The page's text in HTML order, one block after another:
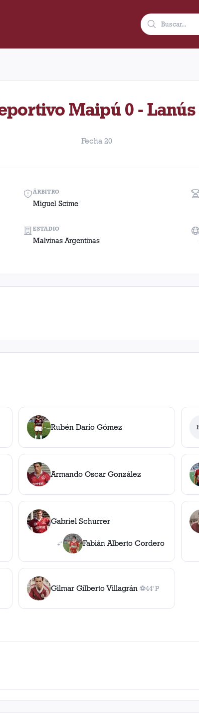
disputado el Domingo, 8 de diciembre de 1991
Maipú 0 - Lanús
Fecha 20
ÁRBITRO
Miguel Scime
ESTADIO
Malvinas Argentinas
Rubén Darío Gómez
Armando Oscar González
Gabriel Schurrer
Fabián Alberto Cordero
Gilmar Gilberto Villagrán ⚽
1gol , 44' P
44' P